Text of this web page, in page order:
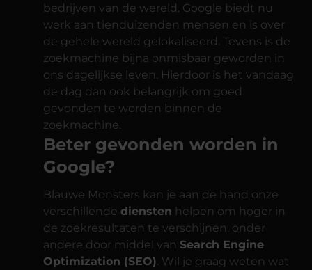
bedrijven van de wereld. Google biedt nu
werk aan tienduizenden mensen en is over
de gehele wereld gelokaliseerd. Tevens is de
zoekmachine bijna onmisbaar geworden in
ons dagelijkse leven. Hierdoor is het vandaag
de dag dan ook belangrijk om goed
gevonden te worden binnen de
zoekmachine.
Beter gevonden worden in
Google?
Blauwe Monsters kan je aan de hand onze
verschillende diensten helpen om hoger in
de zoekresultaten te verschijnen, onder
andere door middel van Search Engine
Optimization (SEO). Wil je graag weten wat